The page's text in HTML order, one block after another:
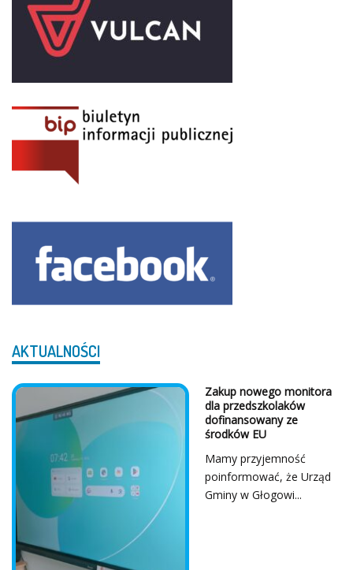
AKTUALNOŚCI
Zakup nowego monitora
dla przedszkolaków
dofinansowany ze
środków EU
Mamy przyjemność
poinformować, że Urząd
Gminy w Głogowi...